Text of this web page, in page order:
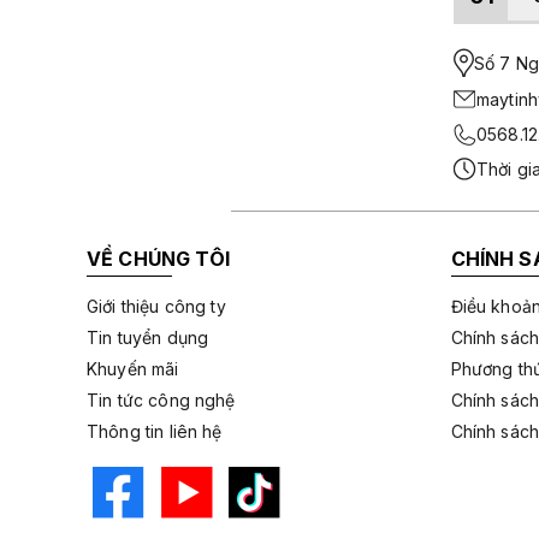
Số 7
Thời
VỀ CHÚNG TÔI
Giới thiệu công ty
Tin tuyển dụng
Khuyến mãi
Tin tức công nghệ
Thông tin liên hệ
CHÍNH
Điều
Chính
Phương
Chính
Chính